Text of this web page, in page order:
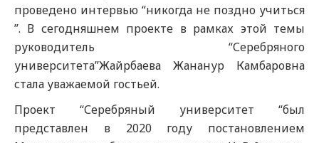
проведено интервью “никогда не поздно учиться
”. В сегодняшнем проекте в рамках этой темы
руководитель “Серебряного
университета”Жайрбаева Жананур Камбаровна
стала уважаемой гостьей.
Проект “Серебряный университет “был
представлен в 2020 году постановлением